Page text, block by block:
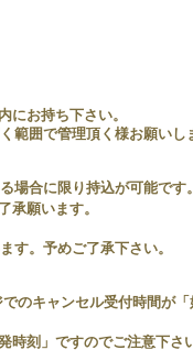
お持ち下さい。
囲で管理頂く様お願いし
場合に限り持込が可能です。
承願います。
す。予めご了承下さい。
のキャンセル受付時間が
刻」ですのでご注意下さい